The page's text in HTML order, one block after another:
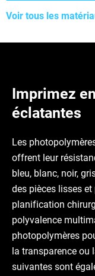
Voir tous les
Imprimez
éclatantes
Les
offrent leur
bleu, blanc, noir,
des pièces lisses et
planification
polyvalence
photopolymères
la transparence ou
suivantes sont